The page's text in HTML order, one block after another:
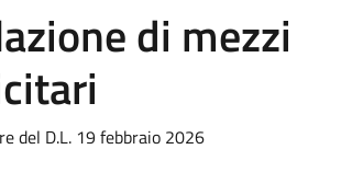
di mezzi
del D.L. 19 febbraio 2026